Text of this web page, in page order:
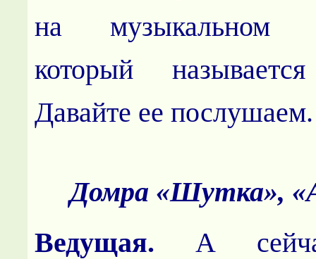
на музыкальном
который
Давайте ее послушаем.
Домра «Шутка»,
Ведущая. А